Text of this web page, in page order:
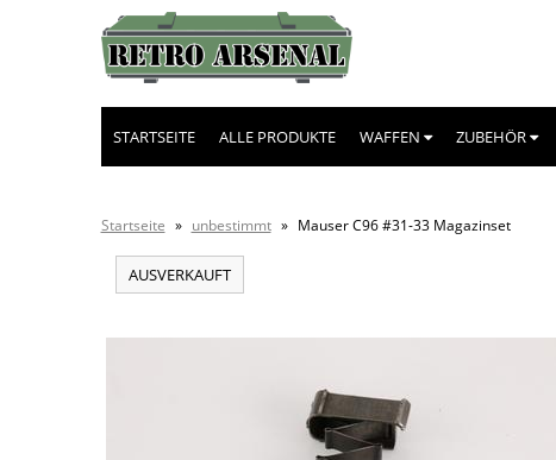
STARTSEITE ALLE PRODUKTE WAFFEN ZUBEHÖR
Startseite » unbestimmt » Mauser C96 #31-33 Magazinset
AUSVERKAUFT